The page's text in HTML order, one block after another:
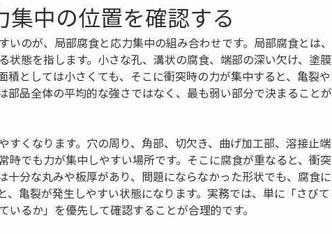
中の位置を確認する
のが、局部腐食と応力集中の組み合わせです。局部腐食とは、
状態を指します。小さな孔、溝状の腐食、端部の深い欠け、塗膜
としては小さくても、そこに衝突時の力が集中すると、亀裂や
部品全体の平均的な強さではなく、最も弱い部分で決まることが
すくなります。穴の周り、角部、切欠き、曲げ加工部、溶接止端
時でも力が集中しやすい場所です。そこに腐食が重なると、衝突
十分な丸みや板厚があり、問題にならなかった形状でも、腐食に
、亀裂が発生しやすい状態になります。実務では、単に「さびて
るか」を優先して確認することが合理的です。